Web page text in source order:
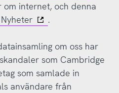
om internet, och denna
.
om oss har
som Cambridge
som samlade in
användare från